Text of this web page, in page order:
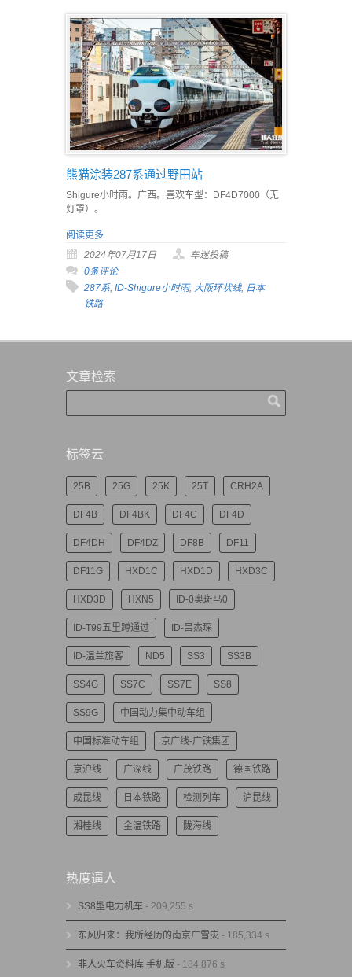
熊猫涂装287系通过野田站
Shigure小时雨。广西。喜欢车型：DF4D7000（无
灯罩）。
阅读更多
2024年07月17日
车迷投稿
0条评论
287系, ID-Shigure小时雨, 大阪环状线, 日本
铁路
文章检索
标签云
25B 25G 25K 25T CRH2A
DF4B DF4BK DF4C DF4D
DF4DH DF4DZ DF8B DF11
DF11G HXD1C HXD1D HXD3C
HXD3D HXN5 ID-0奥斑马0
ID-T99五里蹲通过 ID-吕杰琛
ID-温兰旅客 ND5 SS3 SS3B
SS4G SS7C SS7E SS8
SS9G 中国动力集中动车组
中国标准动车组 京广线-广铁集团
京沪线 广深线 广茂铁路 德国铁路
成昆线 日本铁路 检测列车 沪昆线
湘桂线 金温铁路 陇海线
热度逼人
SS8型电力机车 - 209,255 s
东风归来：我所经历的南京广雪灾 - 185,334 s
非人火车资料库 手机版 - 184,876 s